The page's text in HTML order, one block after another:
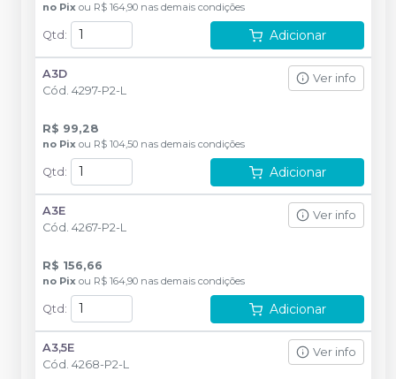
no Pix ou R$ 164,90 nas demais condições
Qtd : Adicionar
A3D
Cód. 4297-P2-L
Ver info
R$ 99,28
no Pix ou R$ 104,50 nas demais condições
Qtd : Adicionar
A3E
Cód. 4267-P2-L
Ver info
R$ 156,66
no Pix ou R$ 164,90 nas demais condições
Qtd : Adicionar
A3,5E
Cód. 4268-P2-L
Ver info